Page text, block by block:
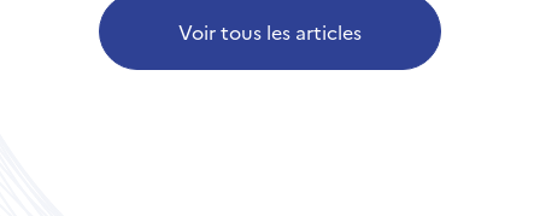
Voir tous les articles